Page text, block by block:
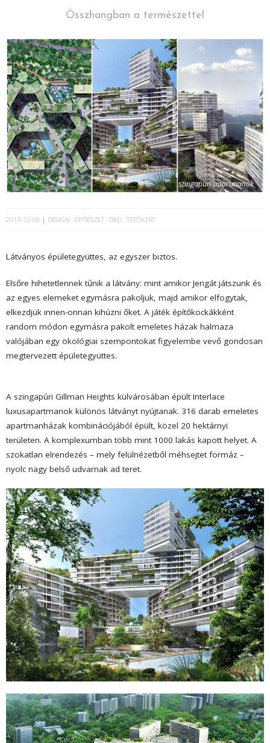
Összhangban a természettel
szingapuri apartmanok
2017-12-08 DESIGN ÉPÍTÉSZET ÖKO TETŐKERT
Látványos épületegyüttes, az egyszer biztos.
Elsőre hihetetlennek tűnik a látvány: mint amikor Jengát játszunk és
az egyes elemeket egymásra pakoljuk, majd amikor elfogytak,
elkezdjük innen-onnan kihúzni őket. A játék építőkockákként
random módon egymásra pakolt emeletes házak halmaza
valójában egy ökológiai szempontokat figyelembe vevő gondosan
megtervezett épületegyüttes.
A szingapúri Gillman Heights külvárosában épült Interlace
luxusapartmanok különös látványt nyújtanak. 316 darab emeletes
apartmanházak kombinációjából épült, közel 20 hektárnyi
területen. A komplexumban több mint 1000 lakás kapott helyet. A
szokatlan elrendezés – mely felülnézetből méhsejtet formáz –
nyolc nagy belső udvarnak ad teret.